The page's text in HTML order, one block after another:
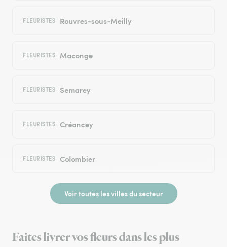
FLEURISTES Rouvres-sous-Meilly
FLEURISTES Maconge
FLEURISTES Semarey
FLEURISTES Créancey
FLEURISTES Colombier
Voir toutes les villes du secteur
Faites livrer vos fleurs dans les plus